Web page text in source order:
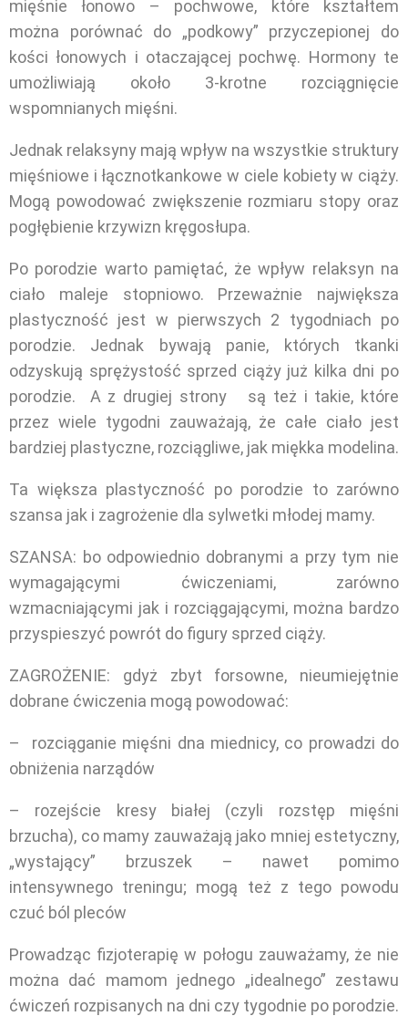
mięśnie łonowo – pochwowe, które kształtem
można porównać do „podkowy” przyczepionej do
kości łonowych i otaczającej pochwę. Hormony te
umożliwiają około 3-krotne rozciągnięcie
wspomnianych mięśni.
Jednak relaksyny mają wpływ na wszystkie struktury
mięśniowe i łącznotkankowe w ciele kobiety w ciąży.
Mogą powodować zwiększenie rozmiaru stopy oraz
pogłębienie krzywizn kręgosłupa.
Po porodzie warto pamiętać, że wpływ relaksyn na
ciało maleje stopniowo. Przeważnie największa
plastyczność jest w pierwszych 2 tygodniach po
porodzie. Jednak bywają panie, których tkanki
odzyskują sprężystość sprzed ciąży już kilka dni po
porodzie. A z drugiej strony są też i takie, które
przez wiele tygodni zauważają, że całe ciało jest
bardziej plastyczne, rozciągliwe, jak miękka modelina.
Ta większa plastyczność po porodzie to zarówno
szansa jak i zagrożenie dla sylwetki młodej mamy.
SZANSA: bo odpowiednio dobranymi a przy tym nie
wymagającymi ćwiczeniami, zarówno
wzmacniającymi jak i rozciągającymi, można bardzo
przyspieszyć powrót do figury sprzed ciąży.
ZAGROŻENIE: gdyż zbyt forsowne, nieumiejętnie
dobrane ćwiczenia mogą powodować:
– rozciąganie mięśni dna miednicy, co prowadzi do
obniżenia narządów
– rozejście kresy białej (czyli rozstęp mięśni
brzucha), co mamy zauważają jako mniej estetyczny,
„wystający” brzuszek – nawet pomimo
intensywnego treningu; mogą też z tego powodu
czuć ból pleców
Prowadząc fizjoterapię w połogu zauważamy, że nie
można dać mamom jednego „idealnego” zestawu
ćwiczeń rozpisanych na dni czy tygodnie po porodzie.